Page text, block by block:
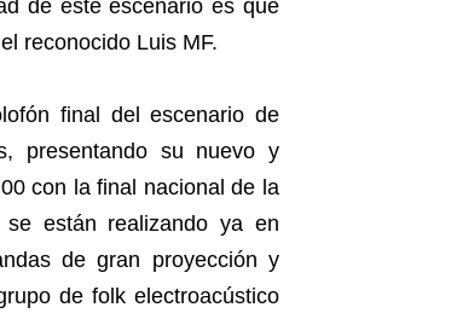
de este escenario es que
reconocido Luis MF.
final del escenario de
presentando su nuevo y
con la final nacional de la
se están realizando ya en
de gran proyección y
de folk electroacústico